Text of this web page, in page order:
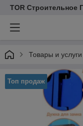
TOR Строительное
Товары и услуги
Топ продаж